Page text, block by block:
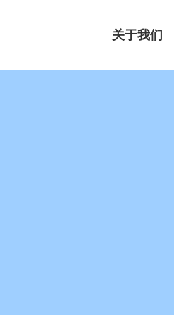
关于我们